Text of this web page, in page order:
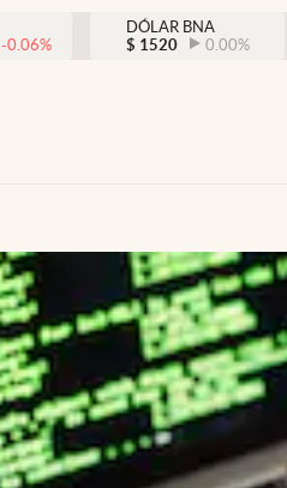
-0.06%
DÓLAR BNA
$ 1520 0.00%